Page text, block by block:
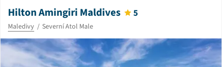
Hilton Amingiri Maldives 5
Maledivy Severní Atol Male